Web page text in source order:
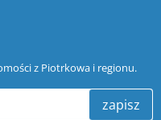
z Piotrkowa i regionu.
zapisz